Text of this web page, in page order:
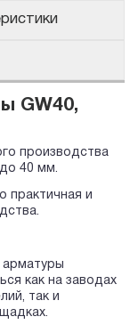
GW40,
производства
40 мм.
практичная и
арматуры
как на заводах
так и